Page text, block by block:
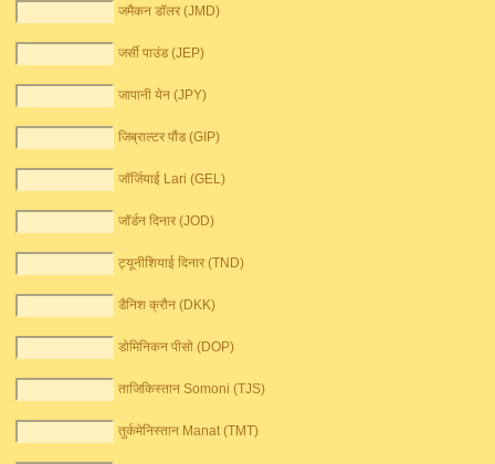
जमैकन डॉलर (JMD)
जर्सी पाउंड (JEP)
जापानी येन (JPY)
जिब्राल्टर पौंड (GIP)
जॉर्जियाई Lari (GEL)
जॉर्डन दिनार (JOD)
ट्यूनीशियाई दिनार (TND)
डैनिश क्रौन (DKK)
डोमिनिकन पीसो (DOP)
ताजिकिस्तान Somoni (TJS)
तुर्कमेनिस्तान Manat (TMT)